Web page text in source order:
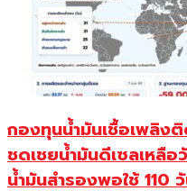
กองทุนน้ำมันเชื้อเพลิง
ชดเชยน้ำมันดีเซลเหลือ
น้ำมันสำรองพอใช้ 110